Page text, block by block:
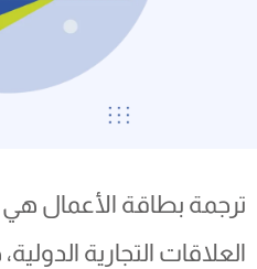
ترجمة بطاقة الأعمال هي
العلاقات التجارية